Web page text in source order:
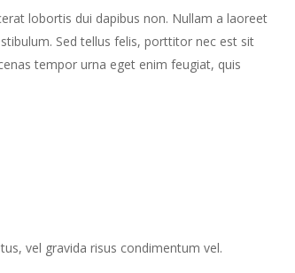
lobortis dui dapibus non. Nullam a laoreet
Sed tellus felis, porttitor nec est sit
tempor urna eget enim feugiat, quis
vel gravida risus condimentum vel.